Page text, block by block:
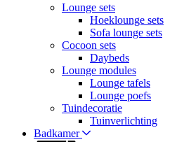
Lounge sets
Hoeklounge sets
Sofa lounge sets
Cocoon sets
Daybeds
Lounge modules
Lounge tafels
Lounge poefs
Tuindecoratie
Tuinverlichting
Badkamer